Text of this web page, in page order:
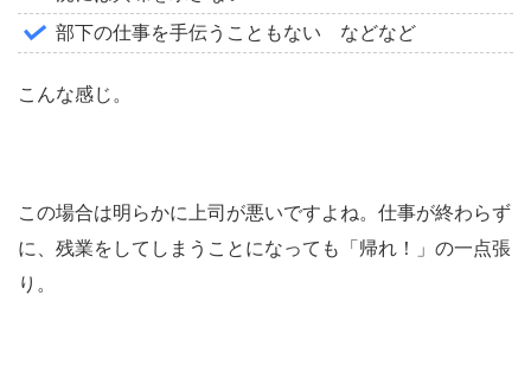
部下の仕事を手伝うこともない などなど
こんな感じ。
この場合は明らかに上司が悪いですよね。仕事が終わらず
に、残業をしてしまうことになっても「帰れ！」の一点張
り。